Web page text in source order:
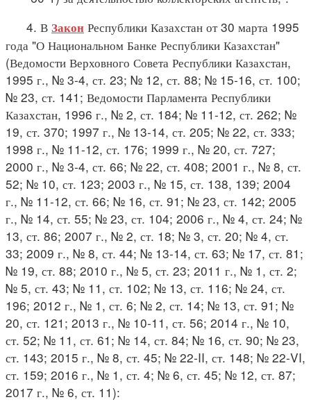
4. В Закон Республики Казахстан от 30 марта 1995
года "О Национальном Банке Республики Казахстан"
(Ведомости Верховного Совета Республики Казахстан,
1995 г., № 3-4, ст. 23; № 12, ст. 88; № 15-16, ст. 100;
№ 23, ст. 141; Ведомости Парламента Республики
Казахстан, 1996 г., № 2, ст. 184; № 11-12, ст. 262; №
19, ст. 370; 1997 г., № 13-14, ст. 205; № 22, ст. 333;
1998 г., № 11-12, ст. 176; 1999 г., № 20, ст. 727;
2000 г., № 3-4, ст. 66; № 22, ст. 408; 2001 г., № 8, ст.
52; № 10, ст. 123; 2003 г., № 15, ст. 138, 139; 2004
г., № 11-12, ст. 66; № 16, ст. 91; № 23, ст. 142; 2005
г., № 14, ст. 55; № 23, ст. 104; 2006 г., № 4, ст. 24; №
13, ст. 86; 2007 г., № 2, ст. 18; № 3, ст. 20; № 4, ст.
33; 2009 г., № 8, ст. 44; № 13-14, ст. 63; № 17, ст. 81;
№ 19, ст. 88; 2010 г., № 5, ст. 23; 2011 г., № 1, ст. 2;
№ 5, ст. 43; № 11, ст. 102; № 13, ст. 116; № 24, ст.
196; 2012 г., № 1, ст. 6; № 2, ст. 14; № 13, ст. 91; №
20, ст. 121; 2013 г., № 10-11, ст. 56; 2014 г., № 10,
ст. 52; № 11, ст. 61; № 14, ст. 84; № 16, ст. 90; № 23,
ст. 143; 2015 г., № 8, ст. 45; № 22-II, ст. 148; № 22-VI,
ст. 159; 2016 г., № 1, ст. 4; № 6, ст. 45; № 12, ст. 87;
2017 г., № 6, ст. 11):